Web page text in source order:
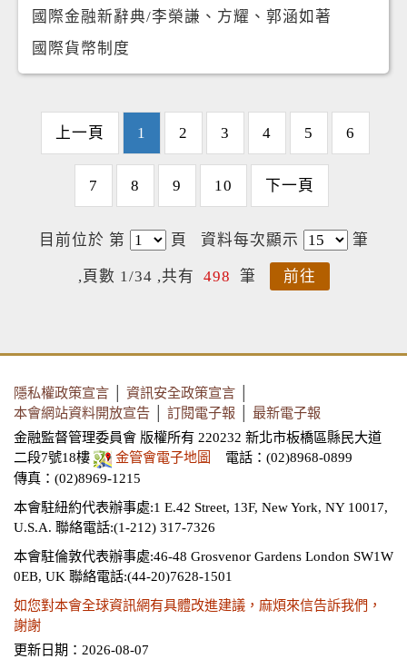
國際金融新辭典/李榮謙、方耀、郭涵如著
國際貨幣制度
上一頁 1 2 3 4 5 6
7 8 9 10 下一頁
目前位於 第 頁 資料每次顯示 筆
,頁數 1/34 ,共有 498 筆 前往
隱私權政策宣言 資訊安全政策宣言
本會網站資料開放宣告
訂閱電子報
最新電子報
金融監督管理委員會 版權所有 220232 新北市板橋區縣民大道
二段7號18樓
金管會電子地圖
電話：(02)8968-0899
傳真：(02)8969-1215
本會駐紐約代表辦事處:1 E.42 Street, 13F, New York, NY 10017,
U.S.A. 聯絡電話:(1-212) 317-7326
本會駐倫敦代表辦事處:46-48 Grosvenor Gardens London SW1W
0EB, UK 聯絡電話:(44-20)7628-1501
如您對本會全球資訊網有具體改進建議，麻煩來信告訴我們，
謝謝
更新日期：2026-08-07